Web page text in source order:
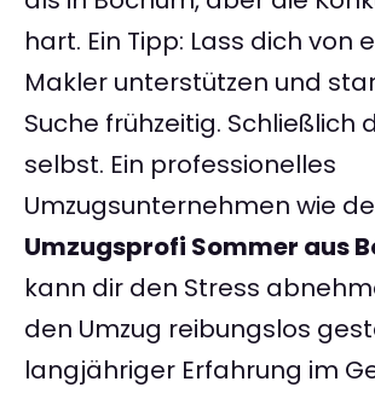
hart. Ein Tipp: Lass dich von
Makler unterstützen und
Suche frühzeitig. Schließlich
selbst. Ein professionelles
Umzugsunternehmen wie
Umzugsprofi Sommer aus
kann dir den Stress
den Umzug reibungslos
langjähriger Erfahrung im